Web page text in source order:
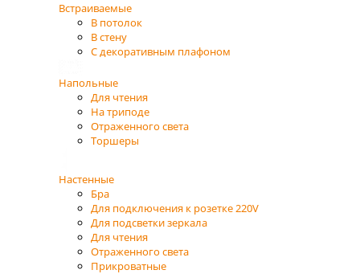
Встраиваемые
В потолок
В стену
С декоративным плафоном
Напольные
Для чтения
На триподе
Отраженного света
Торшеры
Настенные
Бра
Для подключения к розетке 220V
Для подсветки зеркала
Для чтения
Отраженного света
Прикроватные